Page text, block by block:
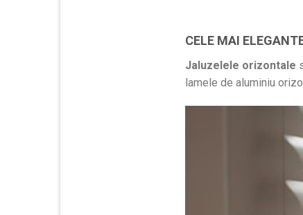
CELE MAI
Jaluzelele orizontale
lamele de aluminiu